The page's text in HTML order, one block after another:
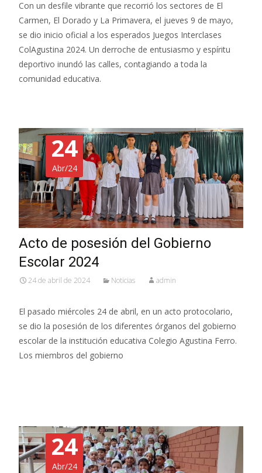
Con un desfile vibrante que recorrió los sectores de El
Carmen, El Dorado y La Primavera, el jueves 9 de mayo,
se dio inicio oficial a los esperados Juegos Interclases
ColAgustina 2024. Un derroche de entusiasmo y espíritu
deportivo inundó las calles, contagiando a toda la
comunidad educativa.
24
Abr/24
Acto de posesión del Gobierno
Escolar 2024
24 de abril de 2024 Noticias admin
El pasado miércoles 24 de abril, en un acto protocolario,
se dio la posesión de los diferentes órganos del gobierno
escolar de la institución educativa Colegio Agustina Ferro.
Los miembros del gobierno
24
Abr/24